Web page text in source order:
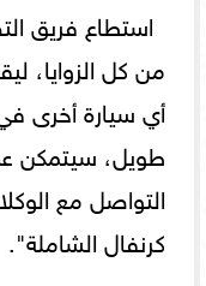
استطاع فريق
من كل الزوايا،
أي سيارة أخرى
طويل، سيتمكن
التواصل مع
كرنفال الشاملة".